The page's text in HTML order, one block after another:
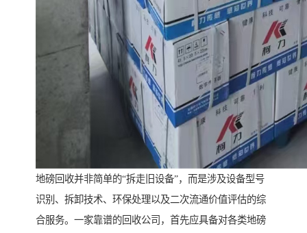
地磅回收并非简单的“拆走旧设备”，而是涉及设备型号
识别、拆卸技术、环保处理以及二次流通价值评估的综
合服务。一家靠谱的回收公司，首先应具备对各类地磅